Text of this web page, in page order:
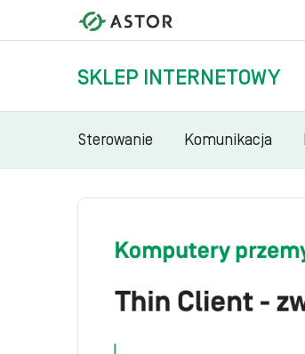
SKLEP INTERNETOWY
Sterowanie Komunikacja